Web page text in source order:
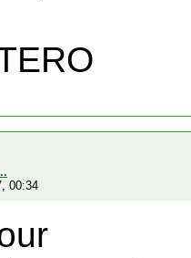
00:34